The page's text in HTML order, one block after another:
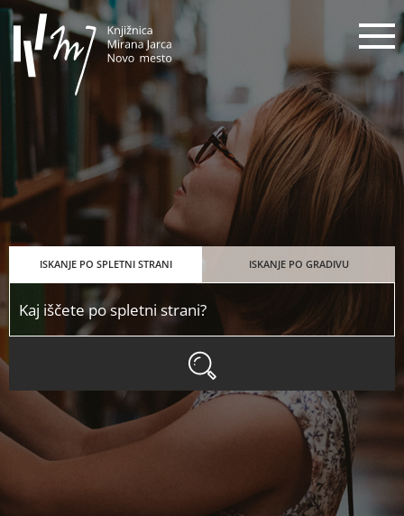
Knjižnica Mirana Jarca Novo
ISKANJE PO SPLETNI STRANI ISKANJE PO GRADIVU
ISKANJE